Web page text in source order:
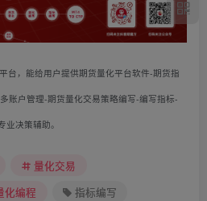
台，能给用户提供期货量化平台软件-期货指
账户管理-期货量化交易策略编写-编写指标-
决策辅助。
量化交易
化编程
指标编写